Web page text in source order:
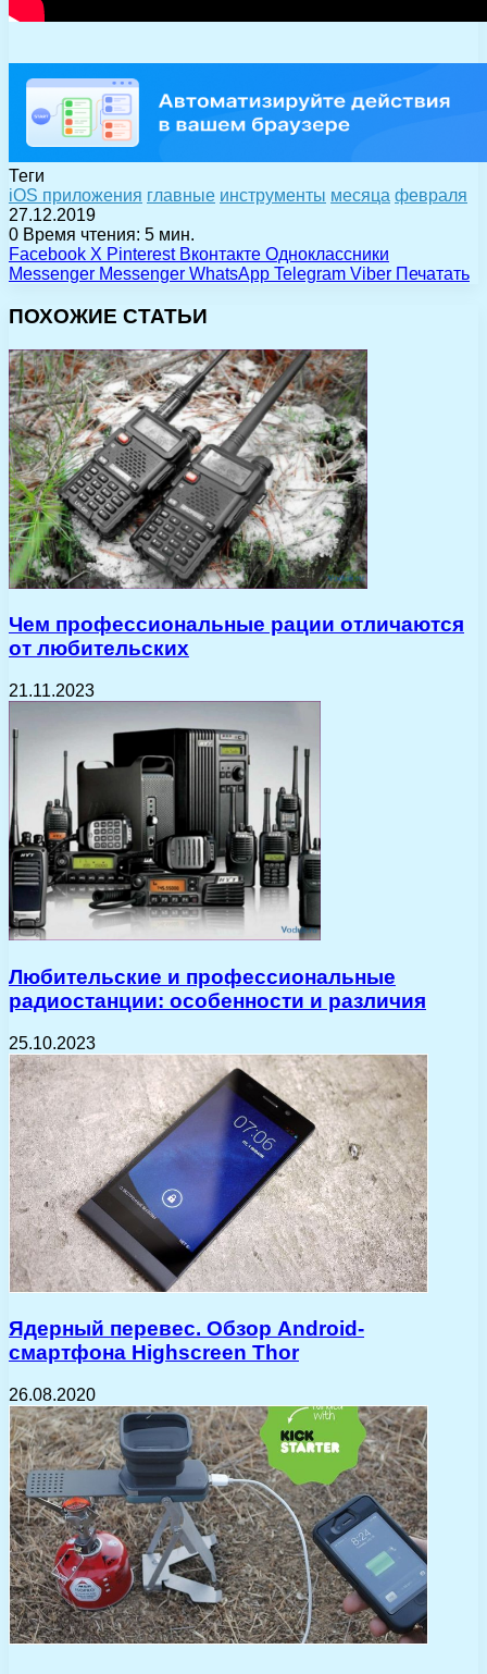
Теги
iOS приложения главные инструменты месяца февраля
27.12.2019
0 Время чтения: 5 мин.
Facebook X Pinterest Вконтакте Одноклассники
Messenger Messenger WhatsApp Telegram Viber Печатать
ПОХОЖИЕ СТАТЬИ
Чем профессиональные рации отличаются
от любительских
21.11.2023
Любительские и профессиональные
радиостанции: особенности и различия
25.10.2023
Ядерный перевес. Обзор Android-
смартфона Highscreen Thor
26.08.2020